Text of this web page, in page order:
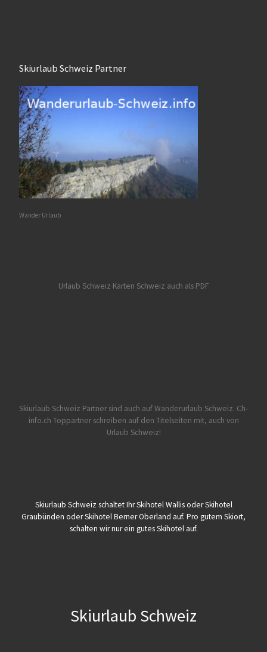
Skiurlaub Schweiz Partner
Wander Urlaub
Urlaub Schweiz Karten Schweiz auch als PDF
Skiurlaub Schweiz Partner sind auch auf Wanderurlaub Schweiz. Ch-
info.ch Toppartner schreiben auf den Titelseiten mit, auch von
Urlaub Schweiz!
Skiurlaub Schweiz schaltet Ihr Skihotel Wallis oder Skihotel
Graubünden oder Skihotel Berner Oberland auf. Pro gutem Skiort,
schalten wir nur ein gutes Skihotel auf.
Skiurlaub Schweiz